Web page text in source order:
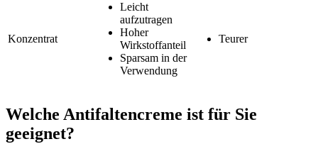
Konzentrat
Leicht
aufzutragen
Hoher
Wirkstoffanteil
Sparsam in der
Verwendung
Teurer
Welche Antifaltencreme ist für Sie
geeignet?